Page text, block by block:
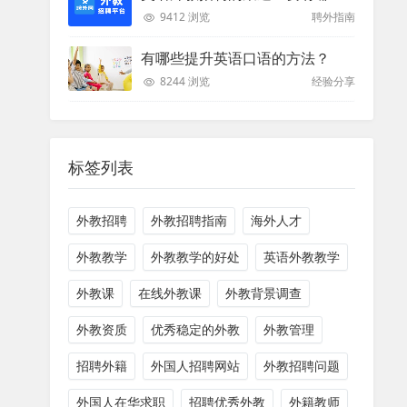
9412 浏览 聘外指南
有哪些提升英语口语的方法？
8244 浏览 经验分享
标签列表
外教招聘 外教招聘指南 海外人才
外教教学 外教教学的好处 英语外教教学
外教课 在线外教课 外教背景调查
外教资质 优秀稳定的外教 外教管理
招聘外籍 外国人招聘网站 外教招聘问题
外国人在华求职 招聘优秀外教 外籍教师